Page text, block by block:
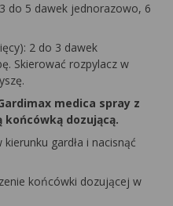
do 5 dawek jednorazowo, 6
2 do 3 dawek
Skierować rozpylacz w
medica spray z
końcówką dozującą.
gardła i nacisnąć
końcówki dozującej w